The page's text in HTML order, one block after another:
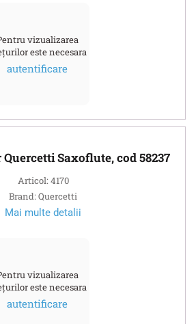
vizualizarea
este necesara
autentificare
Saxoflute, cod 58237
Articol: 4170
Brand: Quercetti
Mai multe detalii
vizualizarea
este necesara
autentificare